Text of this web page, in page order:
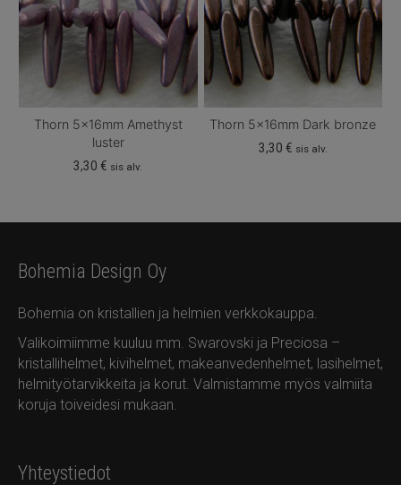
Thorn 5x16mm Amethyst
luster
3,30€ sis alv.
Thorn 5x16mm Dark bronze
3,30 € sis alv.
Bohemia Design Oy
Bohemia on kristallien ja helmien verkkokauppa.
Valikoimiimme kuuluu mm. Swarovski ja Preciosa –
kristallihelmet, kivihelmet, makeanvedenhelmet, lasihelmet,
helmityötarvikkeita ja korut. Valmistamme myös valmiita
koruja toiveidesi mukaan.
Yhteystiedot